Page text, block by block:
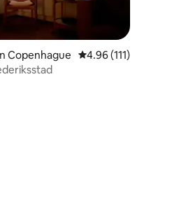
5; 225 evaluaciones
Copenhague Calificación promedio:
4.96 (111)